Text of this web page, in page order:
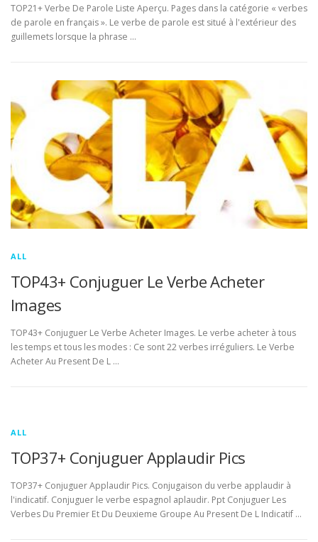
TOP21+ Verbe De Parole Liste Aperçu. Pages dans la catégorie « verbes
de parole en français ». Le verbe de parole est situé à l'extérieur des
guillemets lorsque la phrase …
ALL
TOP43+ Conjuguer Le Verbe Acheter
Images
TOP43+ Conjuguer Le Verbe Acheter Images. Le verbe acheter à tous
les temps et tous les modes : Ce sont 22 verbes irréguliers. Le Verbe
Acheter Au Present De L …
ALL
TOP37+ Conjuguer Applaudir Pics
TOP37+ Conjuguer Applaudir Pics. Conjugaison du verbe applaudir à
l'indicatif. Conjuguer le verbe espagnol aplaudir. Ppt Conjuguer Les
Verbes Du Premier Et Du Deuxieme Groupe Au Present De L Indicatif …